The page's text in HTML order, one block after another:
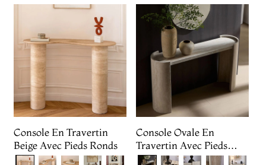
Console En Travertin
Beige Avec Pieds Ronds
Console Ovale En
Travertin Avec Pieds
Semi-Cylindriques